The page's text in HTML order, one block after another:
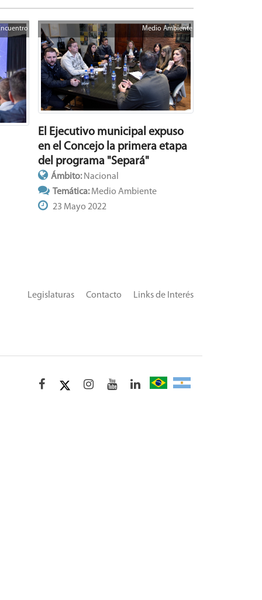
Medio Ambiente
El Ejecutivo municipal expuso
en el Concejo la primera etapa
del programa "Separá"
Ámbito: Nacional
Temática:Medio Ambiente
23 Mayo 2022
Links de Interés
Contacto
Legislaturas